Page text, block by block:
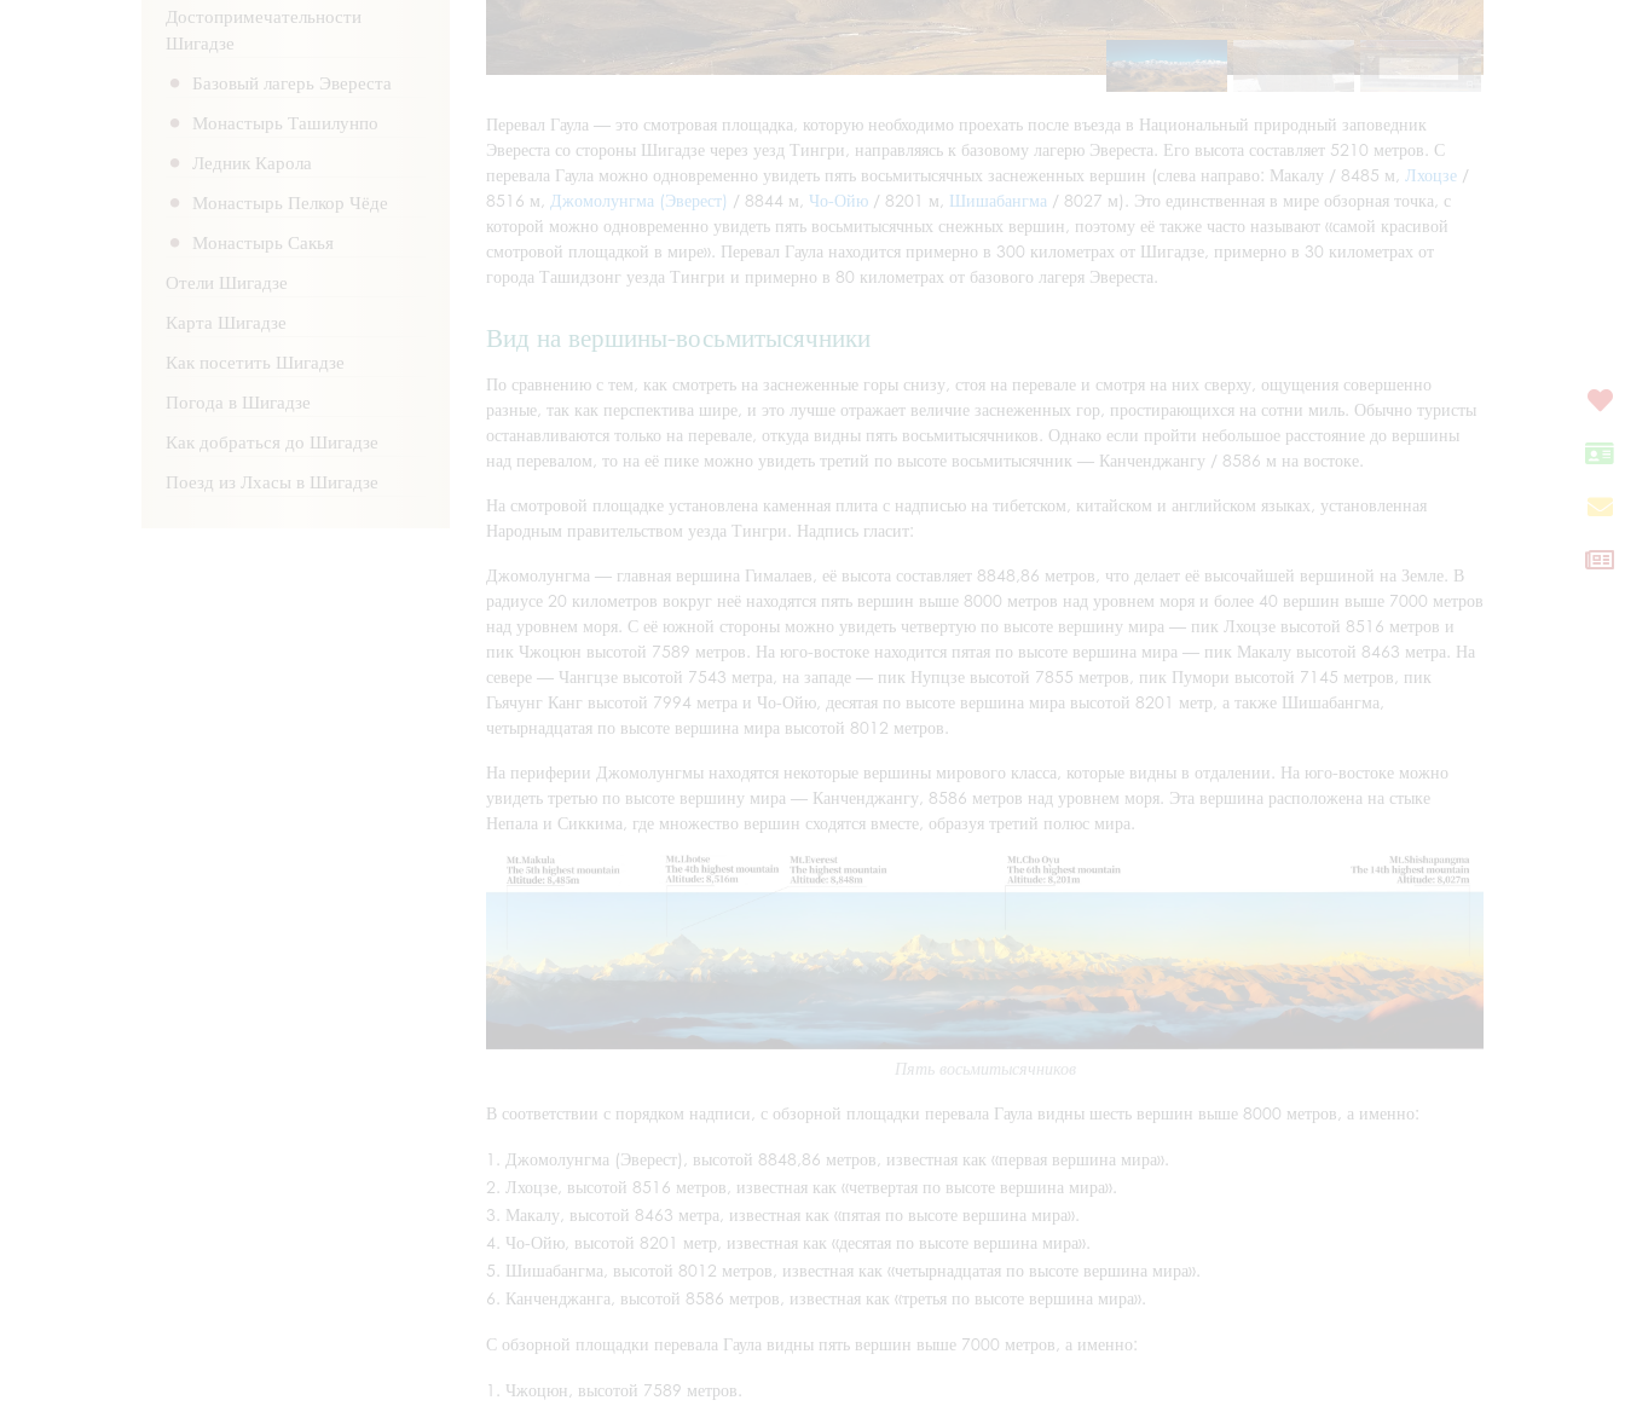
Достопримечательности
Шигадзе
Базовый лагерь Эвереста
Монастырь Ташилунпо
Ледник Карола
Монастырь Пелкор Чёде
Монастырь Сакья
Отели Шигадзе
Карта Шигадзе
Как посетить Шигадзе
Погода в Шигадзе
Как добраться до Шигадзе
Поезд из Лхасы в Шигадзе
Перевал Гаула — это смотровая площадка, которую необходимо проехать после въезда в Национальный природный заповедник
Эвереста со стороны Шигадзе через уезд Тингри, направляясь к базовому лагерю Эвереста. Его высота составляет 5210 метров. С
перевала Гаула можно одновременно увидеть пять восьмитысячных заснеженных вершин (слева направо: Макалу / 8485 м, Лхоцзе /
8516 м, Джомолунгма (Эверест) / 8844 м, Чо-Ойю / 8201 м, Шишабангма / 8027 м). Это единственная в мире обзорная точка, с
которой можно одновременно увидеть пять восьмитысячных снежных вершин, поэтому её также часто называют «самой красивой
смотровой площадкой в мире». Перевал Гаула находится примерно в 300 километрах от Шигадзе, примерно в 30 километрах от
города Ташидзонг уезда Тингри и примерно в 80 километрах от базового лагеря Эвереста.
Вид на вершины-восьмитысячники
По сравнению с тем, как смотреть на заснеженные горы снизу, стоя на перевале и смотря на них сверху, ощущения совершенно
разные, так как перспектива шире, и это лучше отражает величие заснеженных гор, простирающихся на сотни миль. Обычно туристы
останавливаются только на перевале, откуда видны пять восьмитысячников. Однако если пройти небольшое расстояние до вершины
над перевалом, то на её пике можно увидеть третий по высоте восьмитысячник — Канченджангу / 8586 м на востоке.
На смотровой площадке установлена каменная плита с надписью на тибетском, китайском и английском языках, установленная
Народным правительством уезда Тингри. Надпись гласит:
Джомолунгма — главная вершина Гималаев, её высота составляет 8848,86 метров, что делает её высочайшей вершиной на Земле. В
радиусе 20 километров вокруг неё находятся пять вершин выше 8000 метров над уровнем моря и более 40 вершин выше 7000 метров
над уровнем моря. С её южной стороны можно увидеть четвертую по высоте вершину мира — пик Лхоцзе высотой 8516 метров и
пик Чжоцюн высотой 7589 метров. На юго-востоке находится пятая по высоте вершина мира — пик Макалу высотой 8463 метра. На
севере — Чангцзе высотой 7543 метра, на западе — пик Нупцзе высотой 7855 метров, пик Пумори высотой 7145 метров, пик
Гьячунг Канг высотой 7994 метра и Чо-Ойю, десятая по высоте вершина мира высотой 8201 метр, а также Шишабангма,
четырнадцатая по высоте вершина мира высотой 8012 метров.
На периферии Джомолунгмы находятся некоторые вершины мирового класса, которые видны в отдалении. На юго-востоке можно
увидеть третью по высоте вершину мира — Канченджангу, 8586 метров над уровнем моря. Эта вершина расположена на стыке
Непала и Сиккима, где множество вершин сходятся вместе, образуя третий полюс мира.
Пять восьмитысячников
В соответствии с порядком надписи, с обзорной площадки перевала Гаула видны шесть вершин выше 8000 метров, а именно:
Джомолунгма (Эверест), высотой 8848,86 метров, известная как «первая вершина мира».
Лхоцзе, высотой 8516 метров, известная как «четвертая по высоте вершина мира».
Макалу, высотой 8463 метра, известная как «пятая по высоте вершина мира».
Чо-Ойю, высотой 8201 метр, известная как «десятая по высоте вершина мира».
Шишабангма, высотой 8012 метров, известная как «четырнадцатая по высоте вершина мира».
Канченджанга, высотой 8586 метров, известная как «третья по высоте вершина мира».
С обзорной площадки перевала Гаула видны пять вершин выше 7000 метров, а именно:
Чжоцюн, высотой 7589 метров.